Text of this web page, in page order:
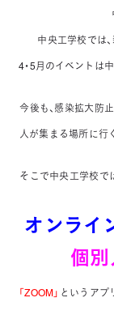
中央工学校では
4・5月のイベントは
今後も、感染拡大防
人が集まる場所に行
そこで中央工学校で
オンライ
個別
「ZOOM」 というアプ